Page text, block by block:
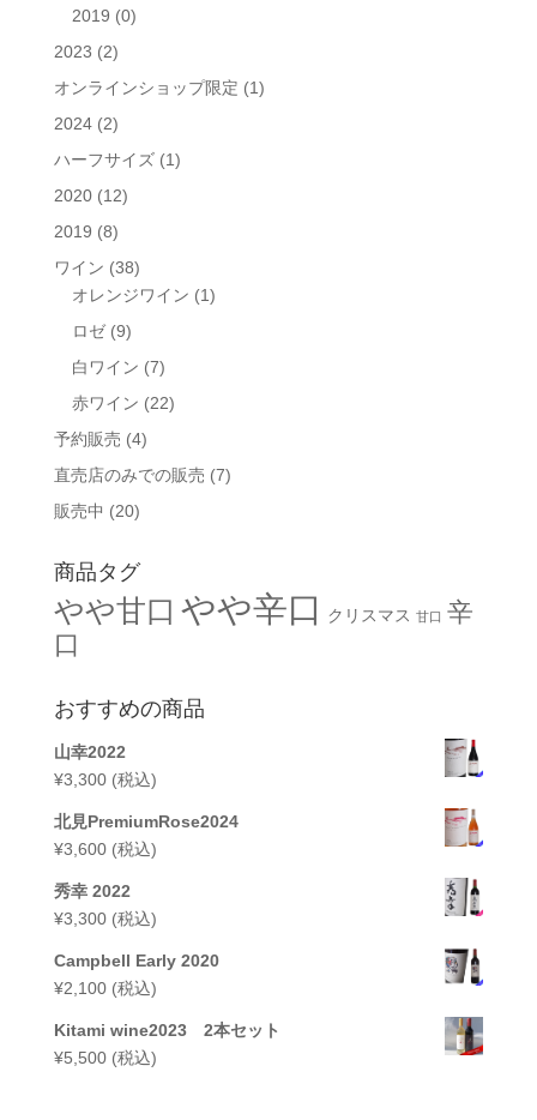
2019 (0)
2023 (2)
オンラインショップ限定 (1)
2024 (2)
ハーフサイズ (1)
2020 (12)
2019 (8)
ワイン (38)
オレンジワイン (1)
ロゼ (9)
白ワイン (7)
赤ワイン (22)
予約販売 (4)
直売店のみでの販売 (7)
販売中 (20)
商品タグ
やや甘口 やや辛口 クリスマス 甘口 辛
口
おすすめの商品
山幸2022
¥3,300 (税込)
北見PremiumRose2024
¥3,600 (税込)
秀幸 2022
¥3,300 (税込)
Campbell Early 2020
¥2,100 (税込)
Kitami wine2023 2本セット
¥5,500 (税込)